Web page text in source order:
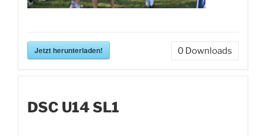
Jetzt herunterladen! 0 Downloads
DSC U14 SL1